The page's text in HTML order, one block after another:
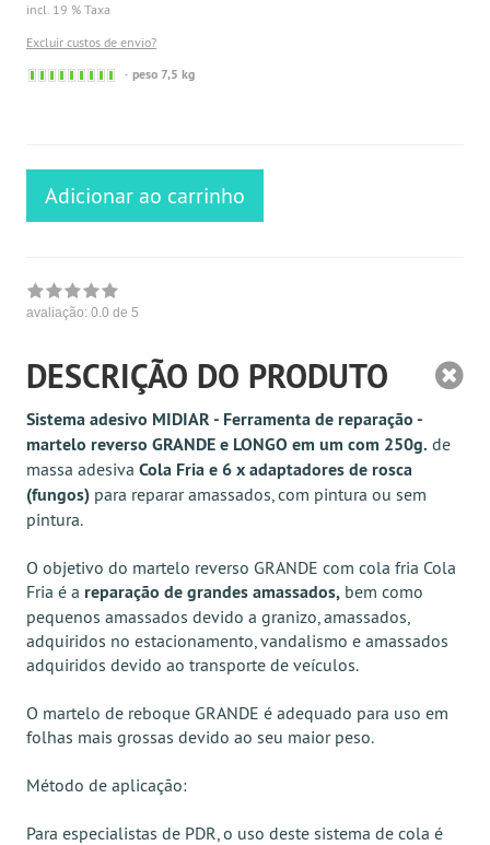
incl. 19 % Taxa
Excluir custos de envio?
Sofort
peso 7,5 kg
Adicionar ao carrinho
avaliação: 0.0 de 5
DESCRIÇÃO DO PRODUTO
Sistema adesivo MIDIAR - Ferramenta de reparação -
martelo reverso GRANDE e LONGO em um com 250g. de
massa adesiva Cola Fria e 6 x adaptadores de rosca
(fungos) para reparar amassados, com pintura ou sem
pintura.
O objetivo do martelo reverso GRANDE com cola fria Cola
Fria é a reparação de grandes amassados, bem como
pequenos amassados devido a granizo, amassados,
adquiridos no estacionamento, vandalismo e amassados
adquiridos devido ao transporte de veículos.
O martelo de reboque GRANDE é adequado para uso em
folhas mais grossas devido ao seu maior peso.
Método de aplicação:
Para especialistas de PDR, o uso deste sistema de cola é